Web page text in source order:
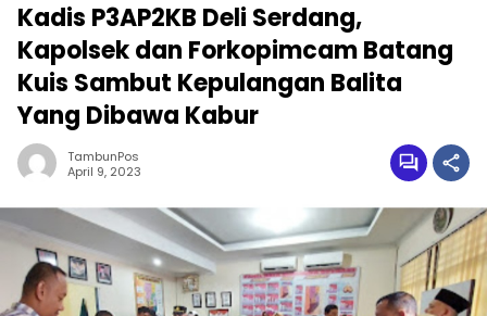
Kadis P3AP2KB Deli Serdang,
Kapolsek dan Forkopimcam Batang
Kuis Sambut Kepulangan Balita
Yang Dibawa Kabur
TambunPos
April 9, 2023